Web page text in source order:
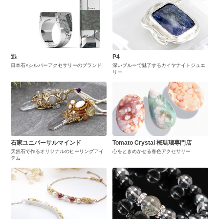
迅
日本石×シルバーアクセサリーのブランド
P4
深いブルーで魅了するカイヤナイトジュエ
リー
石家ユニバーサルマインド
天然石で作るオリジナルのヒーリングアイ
テム
Tomato Crystal 桜瑪瑙専門店
心をときめかせる春色アクセサリー